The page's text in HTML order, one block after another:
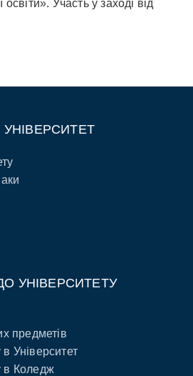
Участь у заході від
УНІВЕРСИТЕТУ
предметів
Університет
в Коледж